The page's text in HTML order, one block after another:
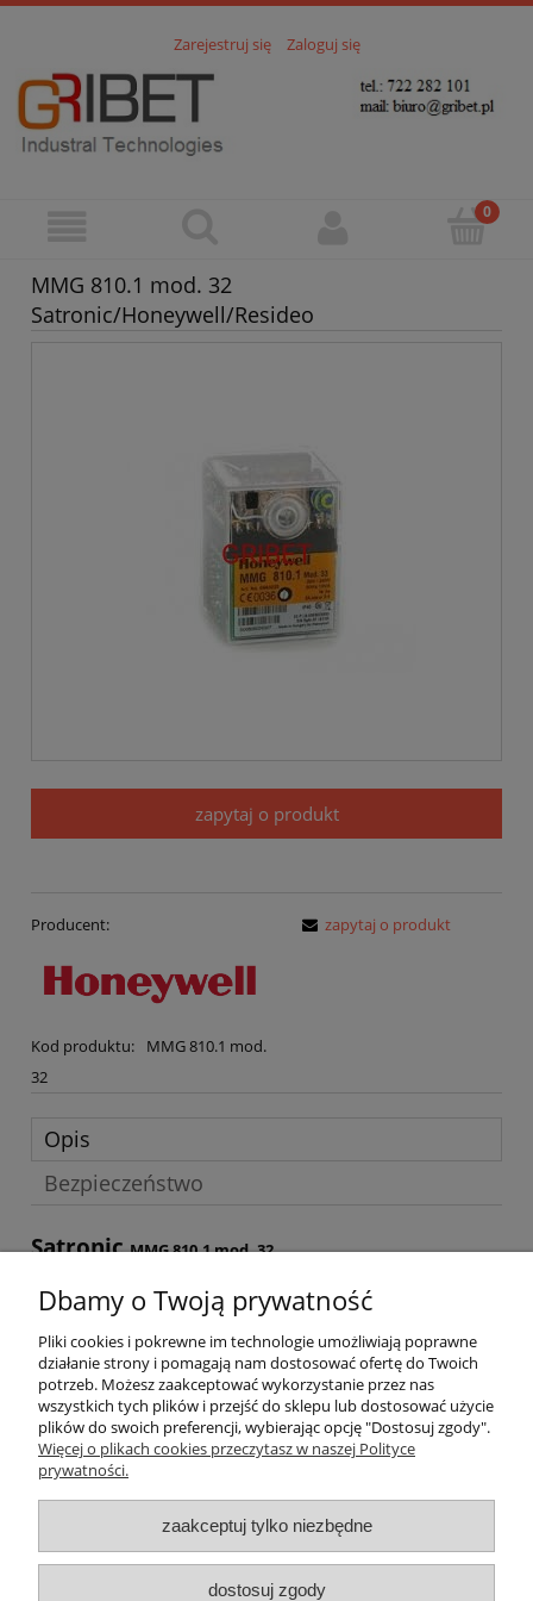
Zarejestruj się Zaloguj się
MMG 810.1 mod. 32
Satronic/Honeywell/Resideo
zapytaj o produkt
Producent:
Kod produktu:
MMG 810.1 mod.
32
zapytaj o produkt
Opis
Bezpieczeństwo
SatronicMMG 810.1 mod. 32
Potrzebujesz wersji, której nie znalazłeś w naszym sklepie prosimy
o kontakt z działem handlowym:
FORMULARZ
KONTAKTOWY MAIL:biuro@gribet.pl TEL.
722282101
Pomoc
Dostawa
Moje konto
Dbamy o Twoją prywatność
Pliki cookies i pokrewne im technologie umożliwiają poprawne
działanie strony i pomagają nam dostosować ofertę do Twoich
potrzeb. Możesz zaakceptować wykorzystanie przez nas
wszystkich tych plików i przejść do sklepu lub dostosować użycie
plików do swoich preferencji, wybierając opcję "Dostosuj zgody".
Więcej o plikach cookies przeczytasz w naszej Polityce
prywatności.
zaakceptuj tylko niezbędne
dostosuj zgody